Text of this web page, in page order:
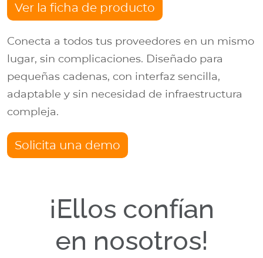
Ver la ficha de producto
Conecta a todos tus proveedores en un mismo
lugar, sin complicaciones. Diseñado para
pequeñas cadenas, con interfaz sencilla,
adaptable y sin necesidad de infraestructura
compleja.
Solicita una demo
¡Ellos confían
en nosotros!